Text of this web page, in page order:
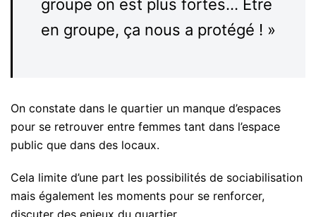
groupe on est plus fortes... Être
en groupe, ça nous a protégé ! »
On constate dans le quartier un manque d’espaces
pour se retrouver entre femmes tant dans l’espace
public que dans des locaux.
Cela limite d’une part les possibilités de sociabilisation
mais également les moments pour se renforcer,
discuter des enjeux du quartier...